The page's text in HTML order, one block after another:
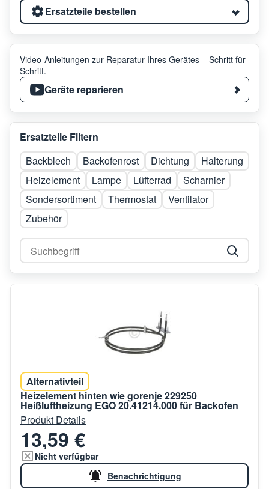
Ersatzteile bestellen
Video-Anleitungen zur Reparatur Ihres Gerätes – Schritt für
Schritt.
Geräte reparieren
Ersatzteile Filtern
Backblech
Backofenrost Dichtung
Halterung
Heizelement
Lampe Lüfterrad
Scharnier
Sondersortiment
Thermostat
Ventilator
Zubehör
Alternativteil
Heizelement hinten wie gorenje 229250
Heißluftheizung EGO 20.41214.000 für Backofen
Produkt Details
13,59 €
Nicht verfügbar
Benachrichtigung